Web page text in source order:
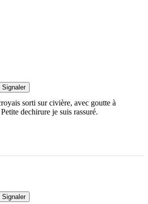
Signaler
sorti sur civière, avec goutte à
dechirure je suis rassuré.
Signaler